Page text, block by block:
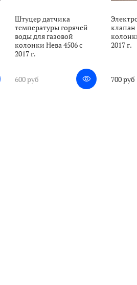
Штуцер датчика
температуры горячей
воды для газовой
колонки Нева 4506 с
2017 г.
600 руб
клапан
2017 г.
700 руб